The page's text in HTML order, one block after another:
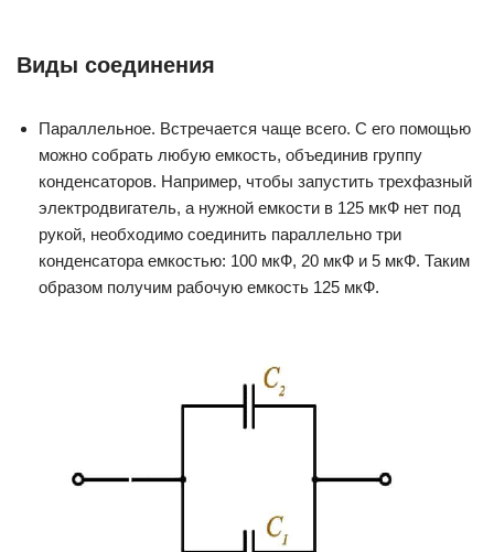
Виды соединения
Параллельное. Встречается чаще всего. С его помощью
можно собрать любую емкость, объединив группу
конденсаторов. Например, чтобы запустить трехфазный
электродвигатель, а нужной емкости в 125 мкФ нет под
рукой, необходимо соединить параллельно три
конденсатора емкостью: 100 мкФ, 20 мкФ и 5 мкФ. Таким
образом получим рабочую емкость 125 мкФ.